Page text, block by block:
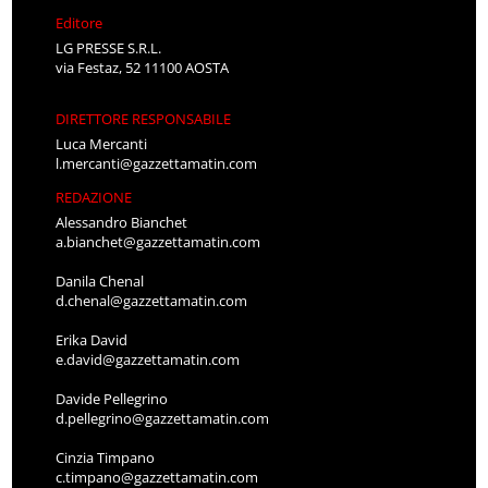
Editore
LG PRESSE S.R.L.
via Festaz, 52 11100 AOSTA
DIRETTORE RESPONSABILE
Luca Mercanti
l.mercanti@gazzettamatin.com
REDAZIONE
Alessandro Bianchet
a.bianchet@gazzettamatin.com
Danila Chenal
d.chenal@gazzettamatin.com
Erika David
e.david@gazzettamatin.com
Davide Pellegrino
d.pellegrino@gazzettamatin.com
Cinzia Timpano
c.timpano@gazzettamatin.com